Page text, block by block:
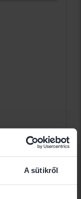
A sütikről